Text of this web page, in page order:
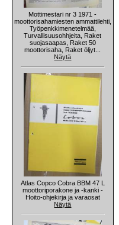
Mottimestari nr 3 1971 -
moottorisahamiesten ammattilehti,
Työpenkkimenetelmää,
Turvallisuusohhjeita, Raket
suojasaapas, Raket 50
moottorisaha, Raket öljyt...
Näytä
Atlas Copco Cobra BBM 47 L
moottoriporakone ja -kanki -
Hoito-ohjekirja ja varaosat
Näytä